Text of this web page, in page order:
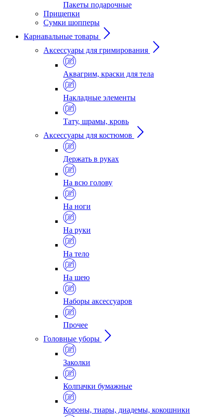
Пакеты подарочные
Прищепки
Сумки шопперы
Карнавальные товары
Аксессуары для гримирования
Аквагрим, краски для тела
Накладные элементы
Тату, шрамы, кровь
Аксессуары для костюмов
Держать в руках
На всю голову
На ноги
На руки
На тело
На шею
Наборы аксессуаров
Прочее
Головные уборы
Заколки
Колпачки бумажные
Короны, тиары, диадемы, кокошники